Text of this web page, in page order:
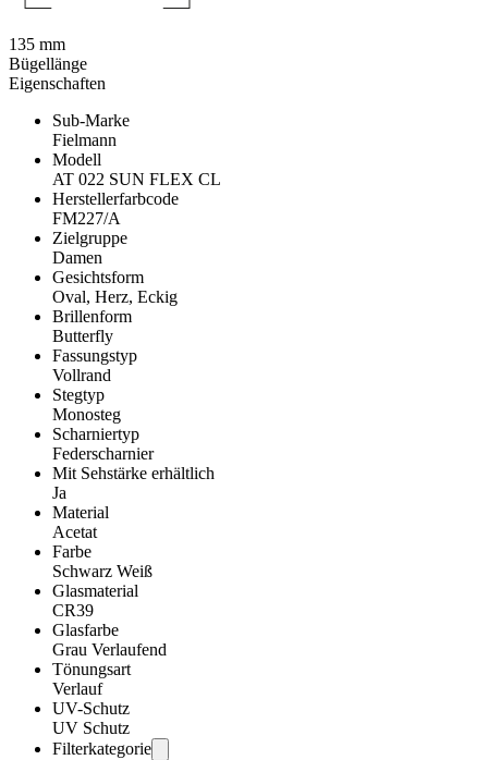
Eigenschaften
Sub-Marke
Fielmann
Modell
AT 022 SUN FLEX CL
Herstellerfarbcode
FM227/A
Zielgruppe
Damen
Gesichtsform
Oval, Herz, Eckig
Brillenform
Butterfly
Fassungstyp
Vollrand
Stegtyp
Monosteg
Scharniertyp
Federscharnier
Mit Sehstärke erhältlich
Ja
Material
Acetat
Farbe
Schwarz Weiß
Glasmaterial
CR39
Glasfarbe
Grau Verlaufend
Tönungsart
Verlauf
UV-Schutz
UV Schutz
Filterkategorie
135 mm
Bügellänge